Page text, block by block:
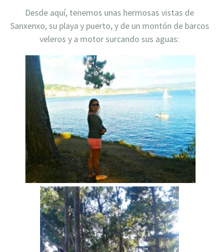
Desde aquí, tenemos unas hermosas vistas de
Sanxenxo, su playa y puerto, y de un montón de barcos
veleros y a motor surcando sus aguas: